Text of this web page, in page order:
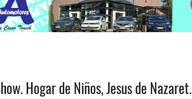
Hogar de Niños, Jesus de Nazaret.